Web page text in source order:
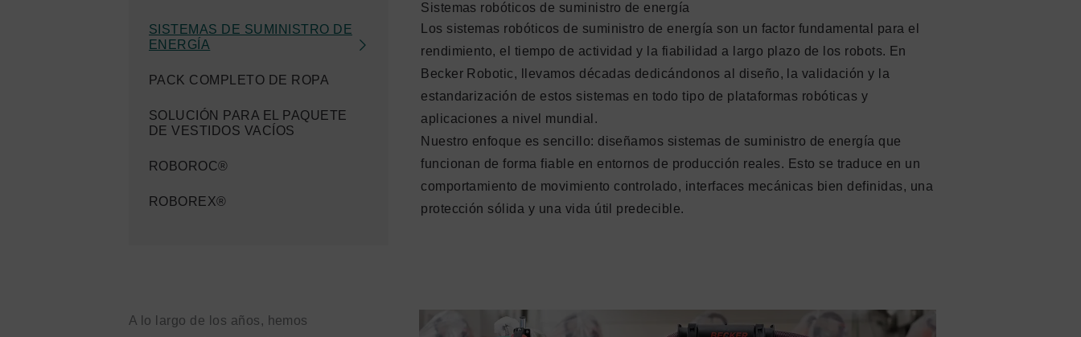
SISTEMAS DE SUMINISTRO DE
ENERGÍA
PACK COMPLETO DE ROPA
SOLUCIÓN PARA EL PAQUETE
DE VESTIDOS VACÍOS
ROBOROC®
ROBOREX®
Sistemas robóticos de suministro de energía
Los sistemas robóticos de suministro de energía son un factor fundamental para el
rendimiento, el tiempo de actividad y la fiabilidad a largo plazo de los robots. En
Becker Robotic, llevamos décadas dedicándonos al diseño, la validación y la
estandarización de estos sistemas en todo tipo de plataformas robóticas y
aplicaciones a nivel mundial.
Nuestro enfoque es sencillo: diseñamos sistemas de suministro de energía que
funcionan de forma fiable en entornos de producción reales. Esto se traduce en un
comportamiento de movimiento controlado, interfaces mecánicas bien definidas, una
protección sólida y una vida útil predecible.
A lo largo de los años, hemos